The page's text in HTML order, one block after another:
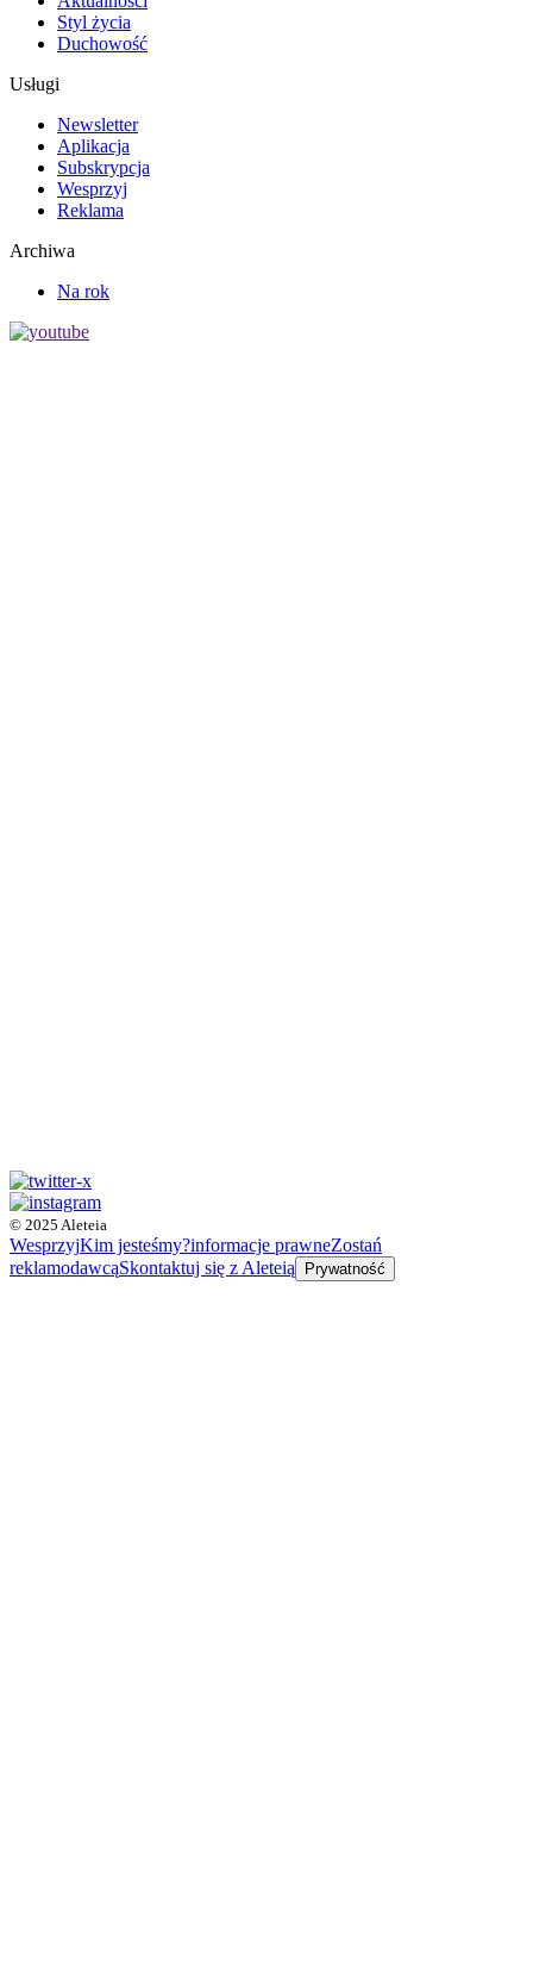
Styl życia
Duchowość
Usługi
Newsletter
Aplikacja
Subskrypcja
Wesprzyj
Reklama
Archiwa
Na rok
© 2025 Aleteia
WesprzyjKim jesteśmy?informacje prawneZostań
reklamodawcąSkontaktuj się z Aleteią Prywatność